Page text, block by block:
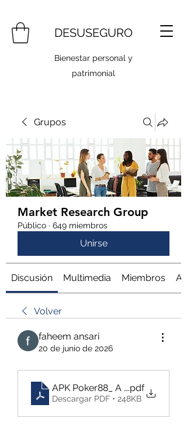
DESUSEGURO
Bienestar personal y
patrimonial
Grupos
Market Research Group
Público · 649 miembros
Unirse
Discusión Multimedia Miembros
Volver
faheem ansari
20 de junio de 2026
APK Poker88_ A Complete
.pdf
Descargar PDF • 248KB